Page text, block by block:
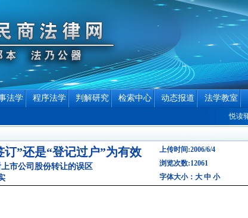
法学 程序法学 判解研究 检索中心 动态报道 法学教室
悦读驿站
”还是“登记过户”为有效
公司股份转让的误区
上传时间:2006/6/4
浏览次数:12061
字体大小： 大 中 小